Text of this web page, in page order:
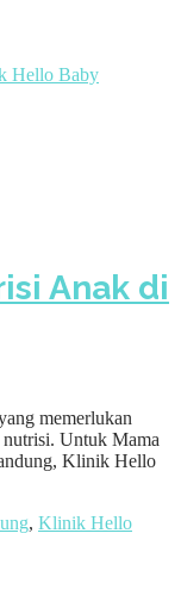
Anak di
memerlukan
nutrisi. Untuk Mama
Klinik Hello
, Klinik Hello